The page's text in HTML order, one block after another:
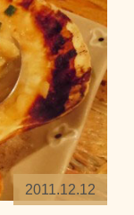
2011.12.12